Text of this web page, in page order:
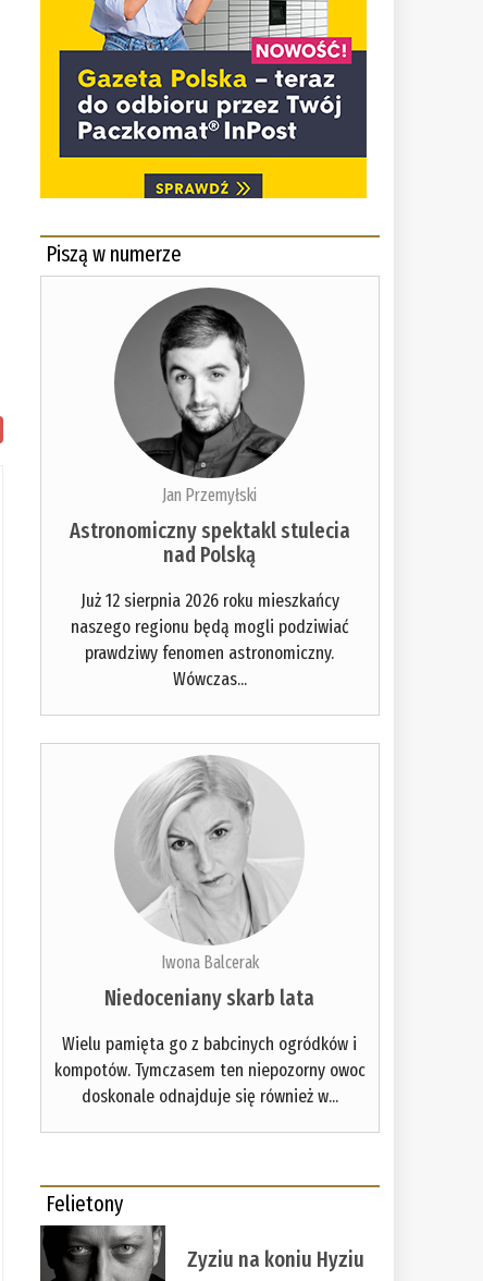
Piszą w numerze
Jan Przemyłski
Astronomiczny spektakl stulecia
nad Polską
Już 12 sierpnia 2026 roku mieszkańcy
naszego regionu będą mogli podziwiać
prawdziwy fenomen astronomiczny.
Wówczas...
Iwona Balcerak
Niedoceniany skarb lata
Wielu pamięta go z babcinych ogródków i
kompotów. Tymczasem ten niepozorny owoc
doskonale odnajduje się również w...
Felietony
Zyziu na koniu Hyziu